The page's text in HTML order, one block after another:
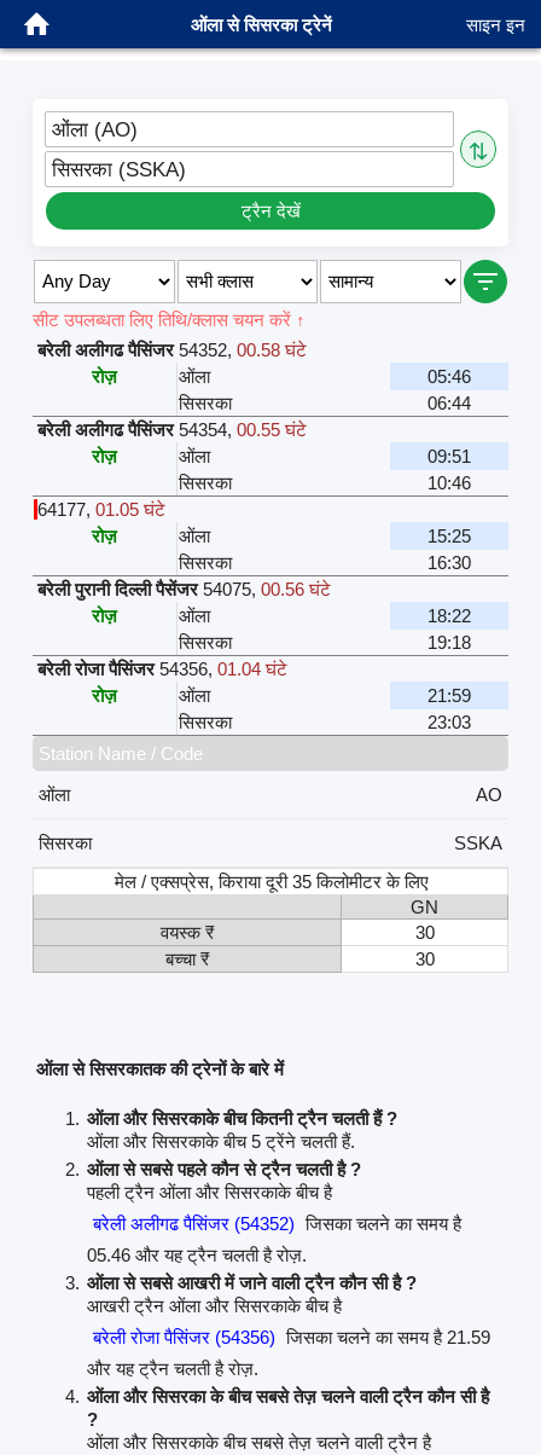
ओंला से सिसरका ट्रेनें साइन इन
ओंला (AO)
⇅
सिसरका (SSKA)
ट्रैन देखें
सीट उपलब्धता लिए तिथि/क्लास चयन करें ↑
बरेली अलीगढ पैसिंजर 54352, 00.58 घंटे
रोज़
ओंला
05:46
सिसरका
06:44
बरेली अलीगढ पैसिंजर 54354, 00.55 घंटे
रोज़
ओंला
09:51
सिसरका
10:46
64177, 01.05 घंटे
रोज़
ओंला
15:25
सिसरका
16:30
बरेली पुरानी दिल्ली पैसेंजर 54075, 00.56 घंटे
रोज़
ओंला
18:22
सिसरका
19:18
बरेली रोजा पैसिंजर 54356, 01.04 घंटे
रोज़
ओंला
21:59
सिसरका
23:03
Station Name / Code
ओंला
AO
सिसरका
SSKA
मेल / एक्सप्रेस, किराया दूरी 35 किलोमीटर के लिए
GN
वयस्क ₹
30
बच्चा ₹
30
ओंला से सिसरकातक की ट्रेनों के बारे में
ओंला और सिसरकाके बीच कितनी ट्रैन चलती हैं ?
ओंला और सिसरकाके बीच 5 ट्रेंने चलती हैं.
ओंला से सबसे पहले कौन से ट्रैन चलती है ?
पहली ट्रैन ओंला और सिसरकाके बीच है
बरेली अलीगढ पैसिंजर (54352) जिसका चलने का समय है
05.46 और यह ट्रैन चलती है रोज़.
ओंला से सबसे आखरी में जाने वाली ट्रैन कौन सी है ?
आखरी ट्रैन ओंला और सिसरकाके बीच है
बरेली रोजा पैसिंजर (54356) जिसका चलने का समय है 21.59
और यह ट्रैन चलती है रोज़.
ओंला और सिसरका के बीच सबसे तेज़ चलने वाली ट्रैन कौन सी है
?
ओंला और सिसरकाके बीच सबसे तेज़ चलने वाली ट्रैन है